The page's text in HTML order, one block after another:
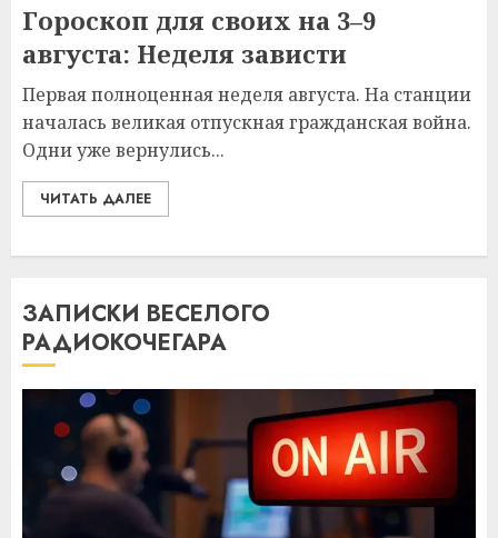
Гороскоп для своих на 3–9
августа: Неделя зависти
Первая полноценная неделя августа. На станции
началась великая отпускная гражданская война.
Одни уже вернулись...
ЧИТАТЬ ДАЛЕЕ
ЗАПИСКИ ВЕСЕЛОГО
РАДИОКОЧЕГАРА